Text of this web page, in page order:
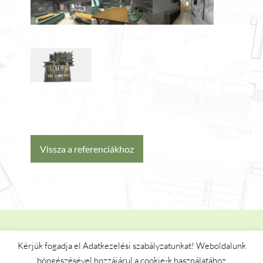
Vissza a referenciákhoz
Copyright© 2020 T-Studio – Minden jog
fenntartva! |Jognyilatkozat
Kérjük fogadja el Adatkezelési szabályzatunkat! Weboldalunk
böngészésével hozzájárul a cookie-k használatához